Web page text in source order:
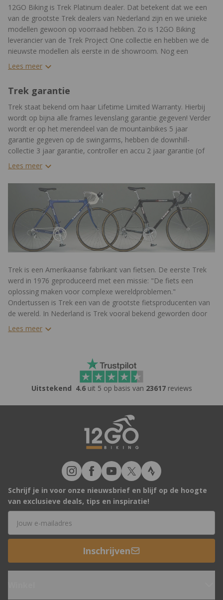
12GO Biking is Trek Platinum dealer. Dat betekent dat we een
van de grootste Trek dealers van Nederland zijn en we unieke
modellen gewoon op voorraad hebben. Zo is 12GO Biking
leverancier van de Trek Project One collectie en hebben we de
nieuwste modellen als eerste in de showroom. Nog een
bijkomend voordeel: wij kunnen regelmatig overjarige Trek
Lees meer
Trek garantie
Trek staat bekend om haar Lifetime Limited Warranty. Hierbij
wordt op bijna alle frames levenslang garantie gegeven! Verder
wordt er op het merendeel van de mountainbikes 5 jaar
garantie gegeven op de swingarms, hebben de downhill-
collectie 3 jaar garantie, controller en accu 2 jaar garantie (of
600 keer opladen) en heb je 1 jaar garantie op de verf en
Lees meer
Trek is een Amerikaanse fabrikant van fietsen. De eerste Trek
werd in 1976 geproduceerd met een missie: "De fiets een
oplossing maken voor complexe wereldproblemen."
Ondertussen is Trek een van de grootste fietsproducenten van
de wereld. In Nederland is Trek vooral bekend geworden door
de wielersport, ze waren namelijk leverancier van de fiets van
Lees meer
Uitstekend 4.6uit 5 op basis van 23617reviews
Schrijf je in voor onze nieuwsbrief en blijf op de hoogte
van exclusieve deals, tips en inspiratie!
Inschrijven